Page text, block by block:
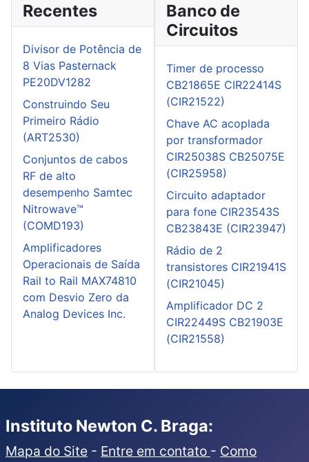
Recentes
Divisor de Potência de
8 Vias Pasternack
PE20DV1282
Construindo Seu
Primeiro Rádio
(ART2530)
Conjuntos de cabos
RF de alto
desempenho Samtec
Nitrowave™
(COMD193)
Amplificadores
Operacionais de Saída
Rail to Rail MAX74810
com Desvio Zero da
Analog Devices Inc.
Banco de
Circuitos
Timer de processo
CB21865E CIR22414S
(CIR21522)
Chave AC acoplada
por transformador
CIR25038S CB25075E
(CIR25958)
Circuito adaptador
para fone CIR23543S
CB23843E (CIR23947)
Rádio de 2
transistores CIR21941S
(CIR21045)
Amplificador DC 2
CIR22449S CB21903E
(CIR21558)
Instituto Newton C. Braga:
Mapa do Site - Entre em contato - Como